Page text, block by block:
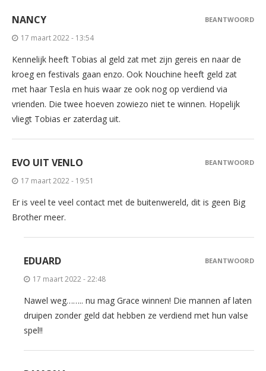
NANCY
17 maart 2022 - 13:54
Kennelijk heeft Tobias al geld zat met zijn gereis en naar de
kroeg en festivals gaan enzo. Ook Nouchine heeft geld zat
met haar Tesla en huis waar ze ook nog op verdiend via
vrienden. Die twee hoeven zowiezo niet te winnen. Hopelijk
vliegt Tobias er zaterdag uit.
BEANTWOORD
EVO UIT VENLO
17 maart 2022 - 19:51
Er is veel te veel contact met de buitenwereld, dit is geen Big
Brother meer.
BEANTWOORD
EDUARD
17 maart 2022 - 22:48
Nawel weg…….. nu mag Grace winnen! Die mannen af laten
druipen zonder geld dat hebben ze verdiend met hun valse
spel!!
BEANTWOORD